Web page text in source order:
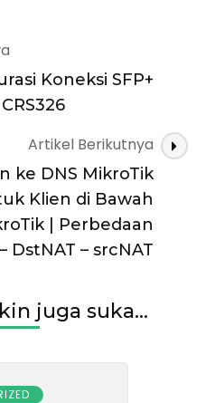
Koneksi SFP+
Artikel Berikutnya
ke DNS MikroTik
Klien di Bawah
| Perbedaan
DstNAT – srcNAT
juga suka...